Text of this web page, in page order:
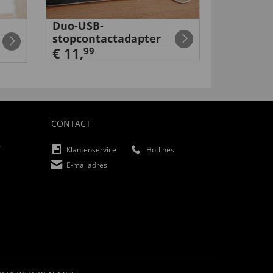
Duo-USB-
stopcontactadapter
€ 11,99
CONTACT
Klantenservice
Hotlines
E-mailadres